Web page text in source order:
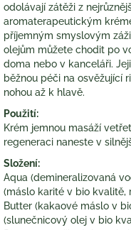
odolávají zátěži z
aromaterapeutickým
příjemným smyslovým
olejům můžete chodit po
doma nebo v kanceláři.
běžnou péči na osvěžující
nohou až k hlavě.
Použití:
Krém jemnou masáží
regeneraci naneste v
Složení:
Aqua (demineralizovaná
(máslo karité v bio kvalitě,
Butter (kakaové máslo v
(slunečnicový olej v bio